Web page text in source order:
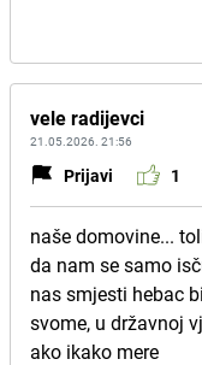
vele radijevci
21.05.2026. 21:56
Prijavi 1
naše domovine...
da nam se samo
nas smjesti hebac
svome, u državnoj
ako ikako mere